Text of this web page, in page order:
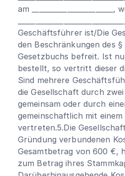
am
Geschäftsführer ist/Die
den Beschränkungen des §
Gesetzbuchs befreit. Ist
bestellt, so vertritt dieser
Sind mehrere
die Gesellschaft durch
gemeinsam oder durch
gemeinschaftlich mit
vertreten.5.Die
Gründung verbundenen
Gesamtbetrag von 600 €,
zum Betrag ihres